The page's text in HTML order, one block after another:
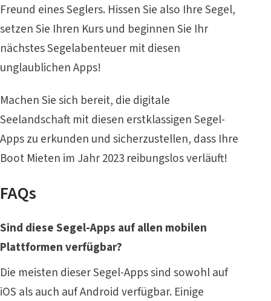
Freund eines Seglers. Hissen Sie also Ihre Segel,
setzen Sie Ihren Kurs und beginnen Sie Ihr
nächstes Segelabenteuer mit diesen
unglaublichen Apps!
Machen Sie sich bereit, die digitale
Seelandschaft mit diesen erstklassigen Segel-
Apps zu erkunden und sicherzustellen, dass Ihre
Boot Mieten im Jahr 2023 reibungslos verläuft!
FAQs
Sind diese Segel-Apps auf allen mobilen
Plattformen verfügbar?
Die meisten dieser Segel-Apps sind sowohl auf
iOS als auch auf Android verfügbar. Einige